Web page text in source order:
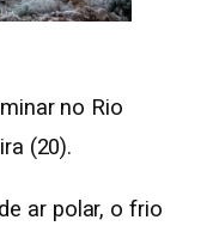
no Rio
(20).
ar polar, o frio